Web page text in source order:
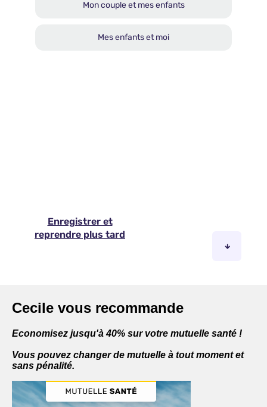
Cecile vous recommande
Economisez jusqu'à 40% sur votre mutuelle santé !
Vous pouvez changer de mutuelle à tout moment et
sans pénalité.